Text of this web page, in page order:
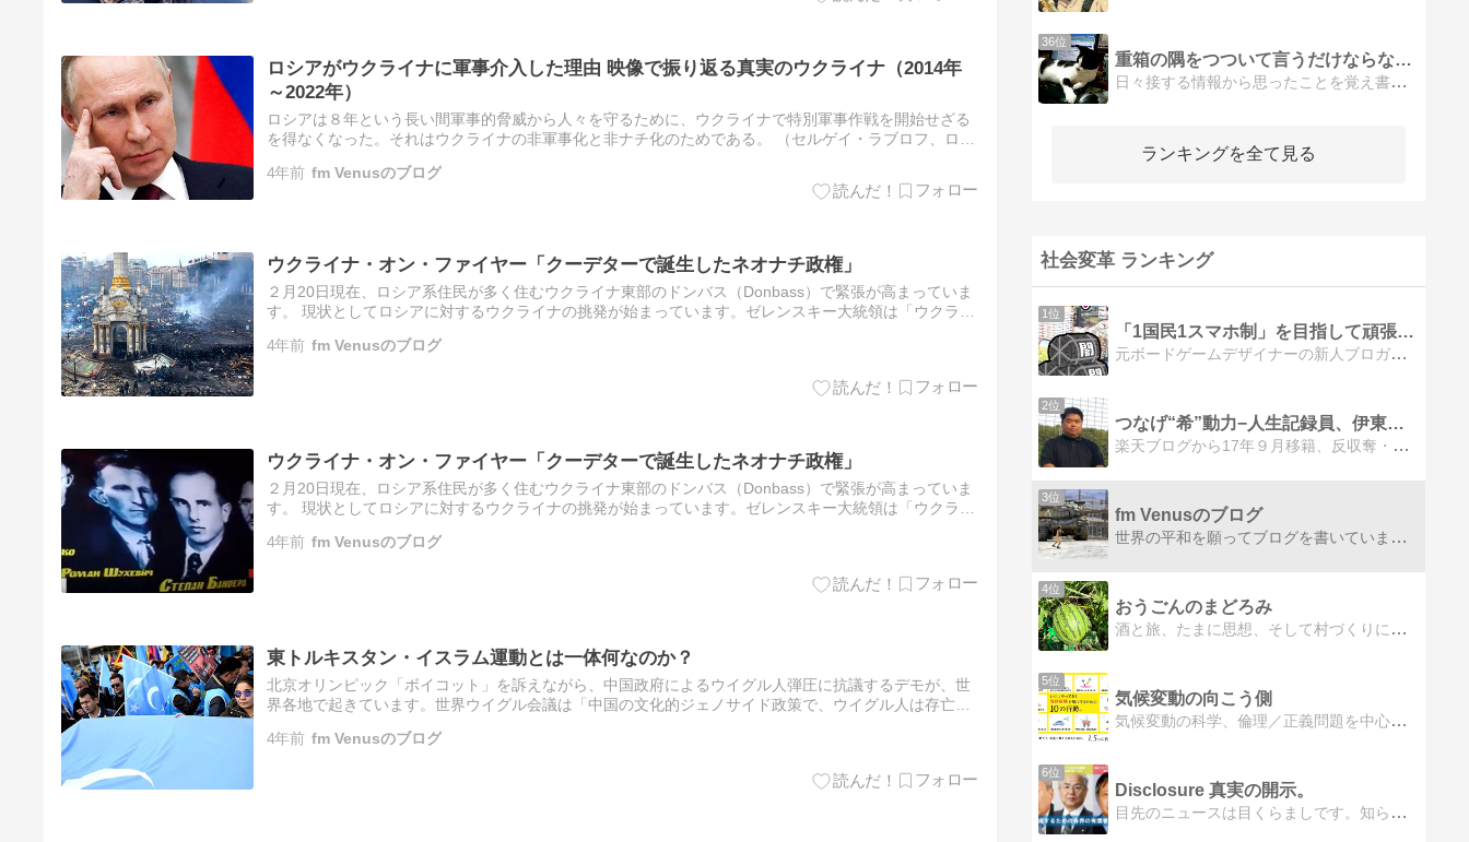
ロシアがウクライナに軍事介入した理由 映像で振り返る真実のウクライナ（2014年
～2022年）
ロシアは８年という長い間軍事的脅威から人々を守るために、ウクライナで特別軍事作戦を開始せざる
を得なくなった。それはウクライナの非軍事化と非ナチ化のためである。 （セルゲイ・ラブロフ、ロシ
4年前 fm Venusのブログ
ウクライナ・オン・ファイヤー「クーデターで誕生したネオナチ政権」
２月20日現在、ロシア系住民が多く住むウクライナ東部のドンバス（Donbass）で緊張が高まっていま
す。 現状としてロシアに対するウクライナの挑発が始まっています。ゼレンスキー大統領は「ウクライ
4年前 fm Venusのブログ
ウクライナ・オン・ファイヤー「クーデターで誕生したネオナチ政権」
２月20日現在、ロシア系住民が多く住むウクライナ東部のドンバス（Donbass）で緊張が高まっていま
す。 現状としてロシアに対するウクライナの挑発が始まっています。ゼレンスキー大統領は「ウクライ
4年前 fm Venusのブログ
東トルキスタン・イスラム運動とは一体何なのか？
北京オリンピック「ボイコット」を訴えながら、中国政府によるウイグル人弾圧に抗議するデモが、世
界各地で起きています。世界ウイグル会議は「中国の文化的ジェノサイド政策で、ウイグル人は存亡の
する…
4年前 fm Venusのブログ
36位
重箱の隅をつついて言うだけならなんとでも
日々接する情報から思ったことを覚え書き。専門家じゃなくても、噛み砕いて自分で考えることは可能です。多分。
ランキングを全て見る
社会変革 ランキング
1位
「1国民1スマホ制」を目指して頑張るBlog
元ボードゲームデザイナーの新人ブロガー北条投了が、世の中のいろんな事を提案します。ご意見ご感想を、お待ち申し上げております。
2位
つなげ“希”動力−人生記録員、伊東勉のページ。
楽天ブログから17年９月移籍、反収奪・反貧困の立場から社会活動の記事を記していきます。
3位
fm Venusのブログ
世界の平和を願ってブログを書いています。
4位
おうごんのまどろみ
酒と旅、たまに思想、そして村づくりについて書いていきます。
5位
気候変動の向こう側
気候変動の科学、倫理／正義問題を中心に、環境倫理／環境正義など、私たちの生活スタイルと密接な関係にある地球環境問題について書いています。ポッドキャストも聴いてください。
6位
Disclosure 真実の開示。
目先のニュースは目くらましです。知らなければならないニュースは、過去に山積みにされています。目先のニュースに惑わされず、真実の情報を発信します。